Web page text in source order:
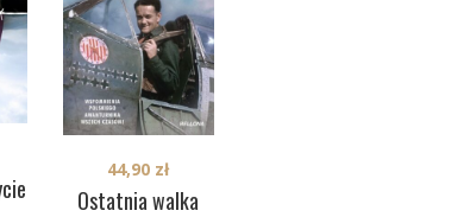
Ostatnia walka
44,90 zł